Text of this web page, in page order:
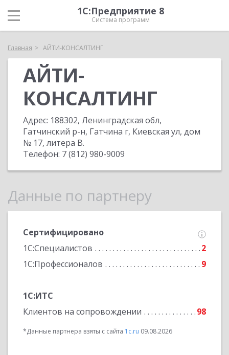
1С:Предприятие 8
Система программ
Главная АЙТИ-КОНСАЛТИНГ
АЙТИ-
КОНСАЛТИНГ
Адрес: 188302, Ленинградская обл,
Гатчинский р-н, Гатчина г, Киевская ул, дом
№ 17, литера В.
Телефон: 7 (812) 980-9009
Данные по партнеру
Сертифицировано
1С:Специалистов
2
1С:Профессионалов
9
1С:ИТС
Клиентов на сопровождении
98
*Данные партнера взяты с сайта 1c.ru 09.08.2026